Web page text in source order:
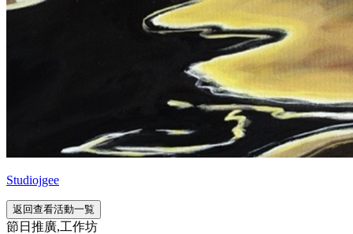
Studiojgee
返回查看活動一覧
節日推廣,工作坊